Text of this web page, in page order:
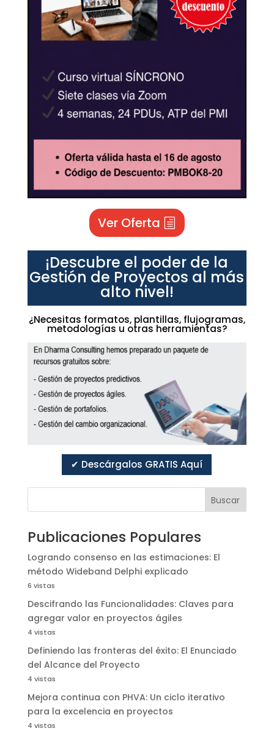
Ver Oferta
¡Descubre el poder de la
Gestión de Proyectos al más
alto nivel!
¿Necesitas formatos, plantillas, flujogramas,
metodologías u otras herramientas?
✔ Descárgalos GRATIS Aquí
Buscar
Publicaciones Populares
Logrando consenso en las estimaciones: El
método Wideband Delphi explicado
6 vistas
Descifrando las Funcionalidades: Claves para
agregar valor en proyectos ágiles
4 vistas
Definiendo las fronteras del éxito: El Enunciado
del Alcance del Proyecto
4 vistas
Mejora continua con PHVA: Un ciclo iterativo
para la excelencia en proyectos
4 vistas